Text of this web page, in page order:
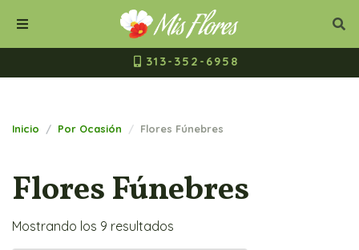
Cerrar
Buscar
313-352-6958
Inicio Por Ocasión Flores Fúnebres
Flores Fúnebres
Mostrando los 9 resultados